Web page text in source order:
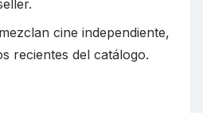
cine independiente,
recientes del catálogo.